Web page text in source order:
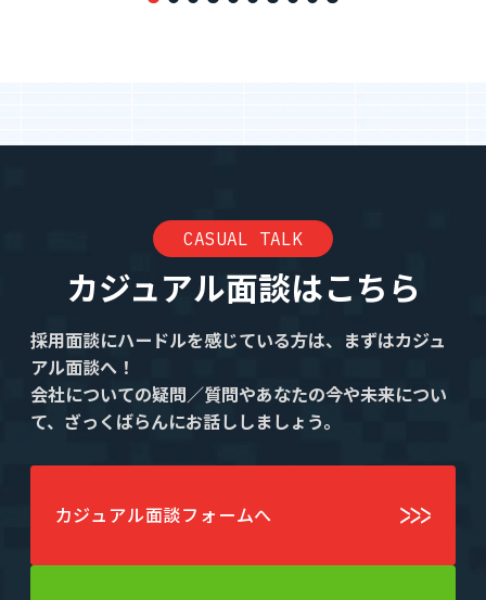
CASUAL TALK
カジュアル面談はこちら
採用面談にハードルを感じている方は、まずはカジュ
アル面談へ！
会社についての疑問／質問やあなたの今や未来につい
て、ざっくばらんにお話ししましょう。
カジュアル面談フォームへ